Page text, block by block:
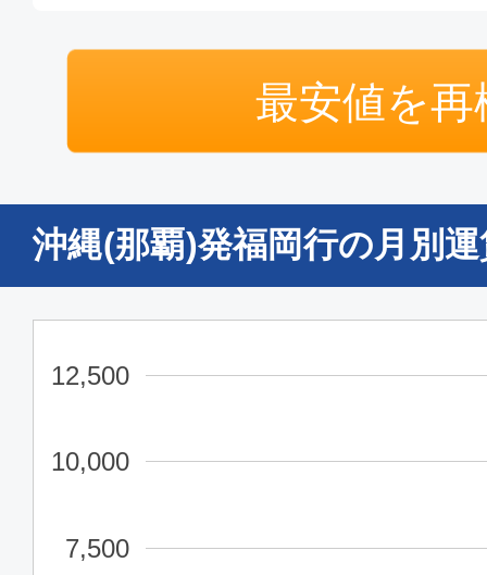
普通席
沖縄(那覇)
福岡
MM284
沖縄(那覇)
11:00
福岡
SKY506
普通席
14:40
最安値を再
沖縄(那覇)発福岡行の月別
7,500
10,000
12,500